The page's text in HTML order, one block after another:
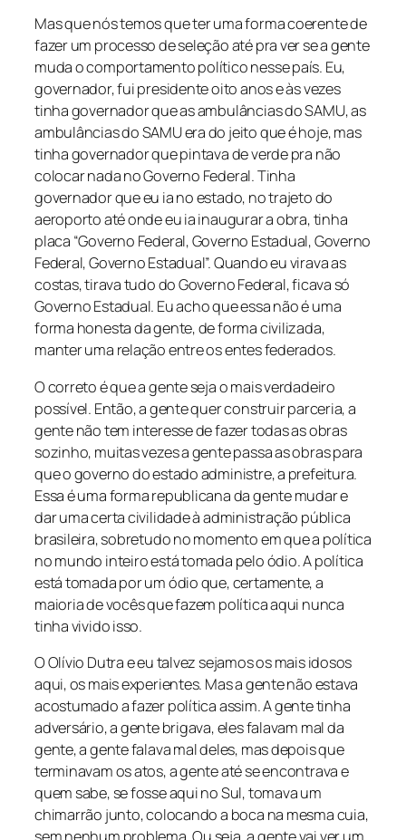
Mas que nós temos que ter uma forma coerente de
fazer um processo de seleção até pra ver se a gente
muda o comportamento político nesse país. Eu,
governador, fui presidente oito anos e às vezes
tinha governador que as ambulâncias do SAMU, as
ambulâncias do SAMU era do jeito que é hoje, mas
tinha governador que pintava de verde pra não
colocar nada no Governo Federal. Tinha
governador que eu ia no estado, no trajeto do
aeroporto até onde eu ia inaugurar a obra, tinha
placa “Governo Federal, Governo Estadual, Governo
Federal, Governo Estadual”. Quando eu virava as
costas, tirava tudo do Governo Federal, ficava só
Governo Estadual. Eu acho que essa não é uma
forma honesta da gente, de forma civilizada,
manter uma relação entre os entes federados.
O correto é que a gente seja o mais verdadeiro
possível. Então, a gente quer construir parceria, a
gente não tem interesse de fazer todas as obras
sozinho, muitas vezes a gente passa as obras para
que o governo do estado administre, a prefeitura.
Essa é uma forma republicana da gente mudar e
dar uma certa civilidade à administração pública
brasileira, sobretudo no momento em que a política
no mundo inteiro está tomada pelo ódio. A política
está tomada por um ódio que, certamente, a
maioria de vocês que fazem política aqui nunca
tinha vivido isso.
O Olívio Dutra e eu talvez sejamos os mais idosos
aqui, os mais experientes. Mas a gente não estava
acostumado a fazer política assim. A gente tinha
adversário, a gente brigava, eles falavam mal da
gente, a gente falava mal deles, mas depois que
terminavam os atos, a gente até se encontrava e
quem sabe, se fosse aqui no Sul, tomava um
chimarrão junto, colocando a boca na mesma cuia,